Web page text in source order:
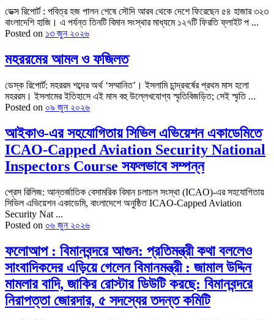
ডেক্স রিপোর্ট : পবিত্র হজ পালন শেষে সৌদি আরব থেকে দেশে ফিরেছেন ৫৪ হাজার ৩২৩
বাংলাদেশি হাজি। এ পর্যন্ত তিনটি বিমান সংস্থার মাধ্যমে ১২৭টি ফিরতি ফ্লাইট প ...
Posted on ১৩ জুন ২০২৬
মহররমের আমল ও ফজিলত
ডেস্ক রিপোর্ট: মহররম শব্দের অর্থ ‘সম্মানিত’। ইসলামি চান্দ্রবর্ষের প্রথম মাস হলো
মহররম। ইসলামের ইতিহাসে এই মাস বহু উল্লেখযোগ্য স্মৃতিবিজড়িত; সেই স্মৃতি ...
Posted on ০৯ জুন ২০২৬
আইকাও-এর সহযোগিতায় সিভিল এভিয়েশন একাডেমিতে
ICAO-Capped Aviation Security National
Inspectors Course সফলভাবে সম্পন্ন
প্রেস রিলিজ: আন্তর্জাতিক বেসামরিক বিমান চলাচল সংস্থা (ICAO)-এর সহযোগিতায়
সিভিল এভিয়েশন একাডেমি, বাংলাদেশে অনুষ্ঠিত ICAO-Capped Aviation
Security Nat ...
Posted on ০৬ জুন ২০২৬
ফলোআপ : বিমানবন্দরে আগুন: প্রতিমন্ত্রী কথা বললেও
সাংবাদিকদের এড়িয়ে গেলেন বিমানমন্ত্রী : জামাল উদ্দিন
মামলার বাদি, জাকির রোস্টার ডিউটি করছে: বিমানবন্দরে
নিরাপত্তা জোরদার, ৫ সদস্যের তদন্ত কমিটি